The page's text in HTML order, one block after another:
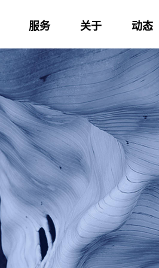
服务 关于 动态